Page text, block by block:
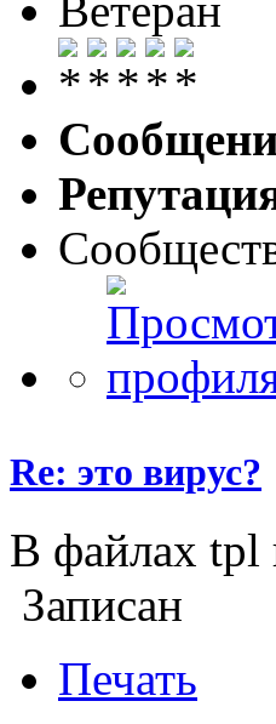
Ветеран
Re: это вирус?
В файлах tpl
Записан
Печать